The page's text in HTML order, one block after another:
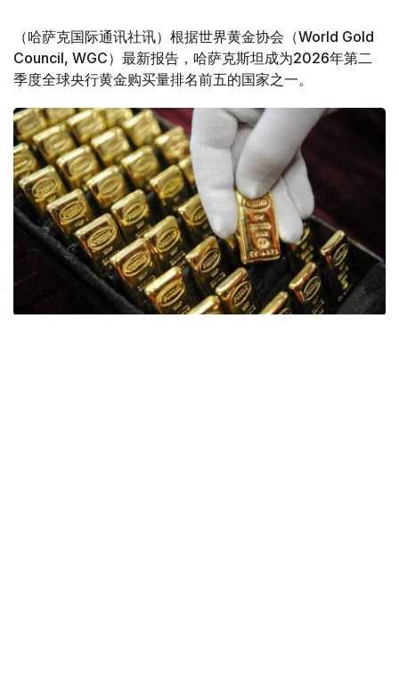
（哈萨克国际通讯社讯）根据世界黄金协会（World Gold
Council, WGC）最新报告，哈萨克斯坦成为2026年第二
季度全球央行黄金购买量排名前五的国家之一。